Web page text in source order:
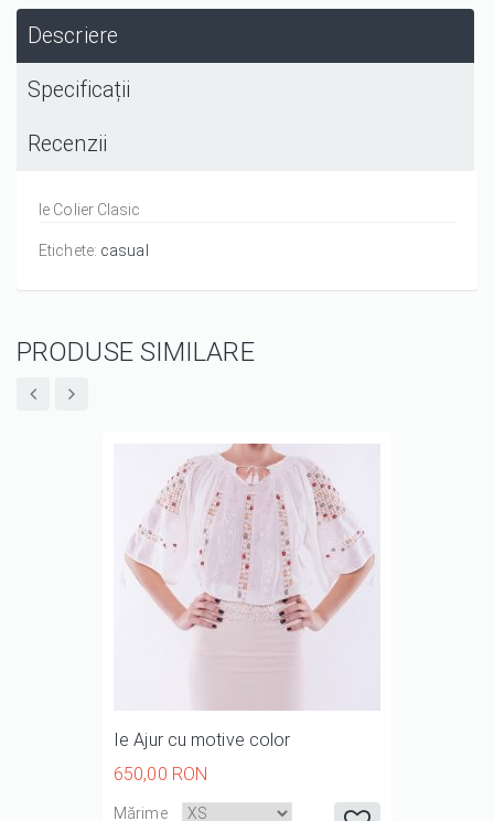
Descriere
Specificații
Recenzii
Ie Colier Clasic
Etichete: casual
PRODUSE SIMILARE
Ie Ajur cu motive color
650,00 RON
it
it
it
Mărime